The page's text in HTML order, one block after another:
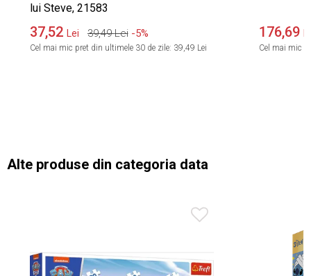
lui Steve, 21583
37,52 Lei 39,49 Lei -5%
Cel mai mic pret din ultimele 30 de zile: 39,49 Lei
176,69
Cel mai mic
Alte produse din categoria data